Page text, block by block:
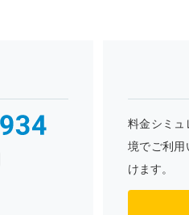
料金シミュ
境でご利用
けます。